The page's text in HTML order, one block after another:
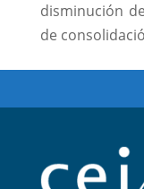
disminución
de